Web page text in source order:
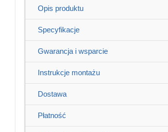
Opis produktu
Specyfikacje
Gwarancja i wsparcie
Instrukcje montażu
Dostawa
Płatność